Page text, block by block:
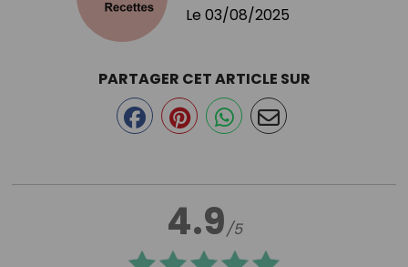
Le 03/08/2025
4.9/5
PARTAGER CET ARTICLE SUR